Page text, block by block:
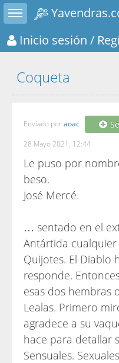
Toggle sidebar
Inicio sesión /
Coqueta
Enviado por aoac
28 Mayo 2021, 12:44
Le puso por
beso.
José Mercé.
… sentado en el
Antártida
Quijotes. El Diablo
responde.
esas dos hembras
Lealas. Primero
agradece a su
hace para detallar
Sensuales.